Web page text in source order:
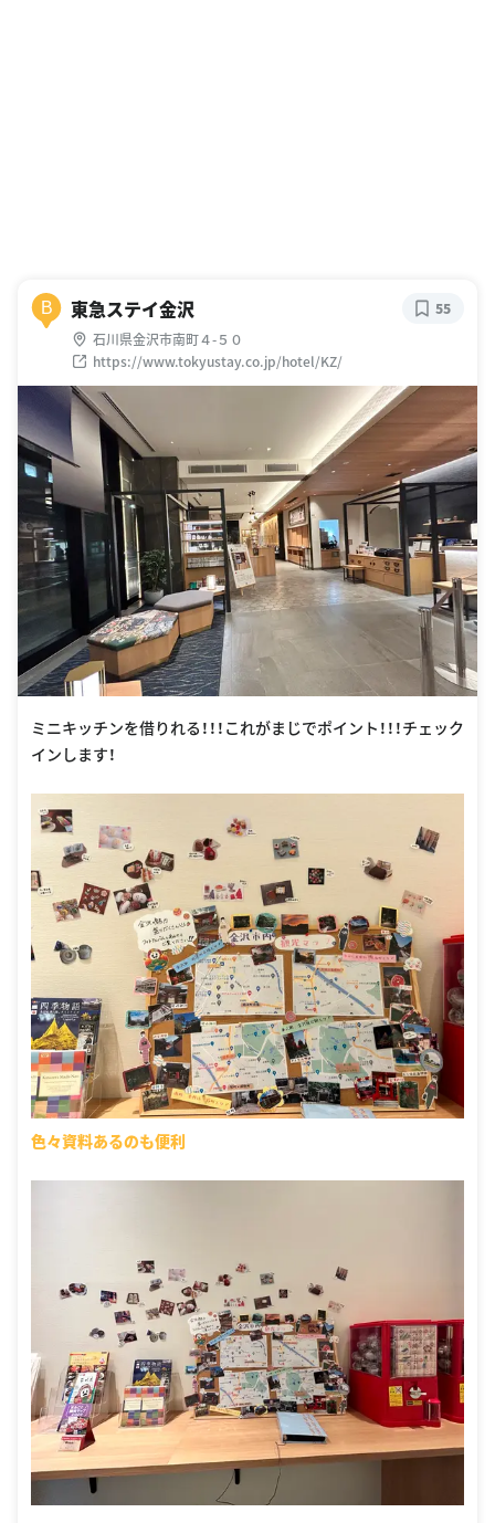
B 東急ステイ金沢
石川県金沢市南町４-５０
https://www.tokyustay.co.jp/hotel/KZ/
55
ミニキッチンを借りれる！！！これがまじでポイント！！！チェック
インします！
色々資料あるのも便利